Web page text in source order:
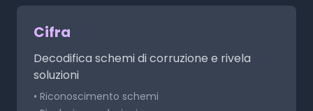
Cifra
Decodifica schemi di corruzione e rivela
soluzioni
• Riconoscimento schemi